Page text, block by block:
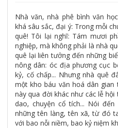
Nhà văn, nhà phê bình văn
khá sâu sắc, đại ý: Trong mỗi
quê! Tôi lại nghĩ: Tám mươi
nghiệp, mà không phải là nhà
quê lại liên tưởng đến những
nông dân: óc địa phương cục
kỷ, cố chấp... Nhưng nhà quê
một kho báu văn hoá dân
này qua đời khác như các lễ
dao, chuyện cổ tích... Nói
những tên làng, tên xã, từ đó
với bao nỗi niềm, bao kỷ niệm